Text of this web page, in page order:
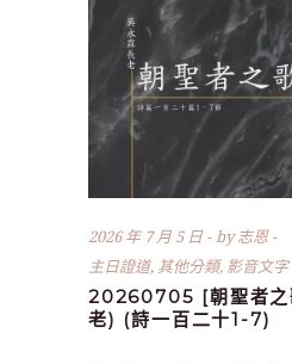
2026 年 7 月 5 日 by志恩
主日證道, 其他分類, 影音文字
20260705 [朝聖者之
老) (詩一百二十1-7)